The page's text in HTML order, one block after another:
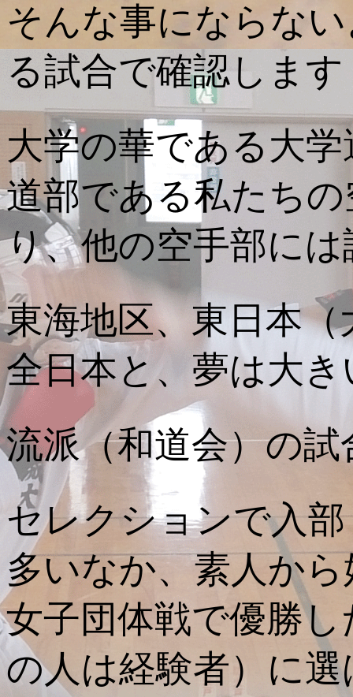
そんな事にならな
る試合で確認しま
大学の華である大
道部である私たち
り、他の空手部に
東海地区、東日本
全日本と、夢は大
流派（和道会）の
セレクションで入
多いなか、素人か
女子団体戦で優勝
の人は経験者）に